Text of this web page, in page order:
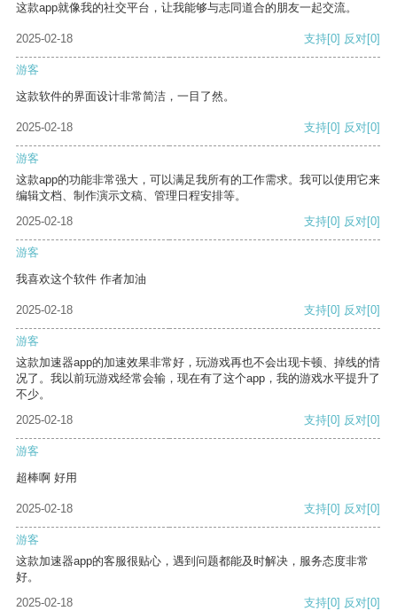
这款app就像我的社交平台，让我能够与志同道合的朋友一起交流。
2025-02-18 支持[0] 反对[0]
游客
这款软件的界面设计非常简洁，一目了然。
2025-02-18 支持[0] 反对[0]
游客
这款app的功能非常强大，可以满足我所有的工作需求。我可以使用它来
编辑文档、制作演示文稿、管理日程安排等。
2025-02-18
支持[0] 反对[0]
游客
我喜欢这个软件 作者加油
2025-02-18 支持[0] 反对[0]
游客
这款加速器app的加速效果非常好，玩游戏再也不会出现卡顿、掉线的情
况了。我以前玩游戏经常会输，现在有了这个app，我的游戏水平提升了
不少。
2025-02-18
支持[0] 反对[0]
游客
超棒啊 好用
2025-02-18 支持[0] 反对[0]
游客
这款加速器app的客服很贴心，遇到问题都能及时解决，服务态度非常
好。
2025-02-18
支持[0] 反对[0]